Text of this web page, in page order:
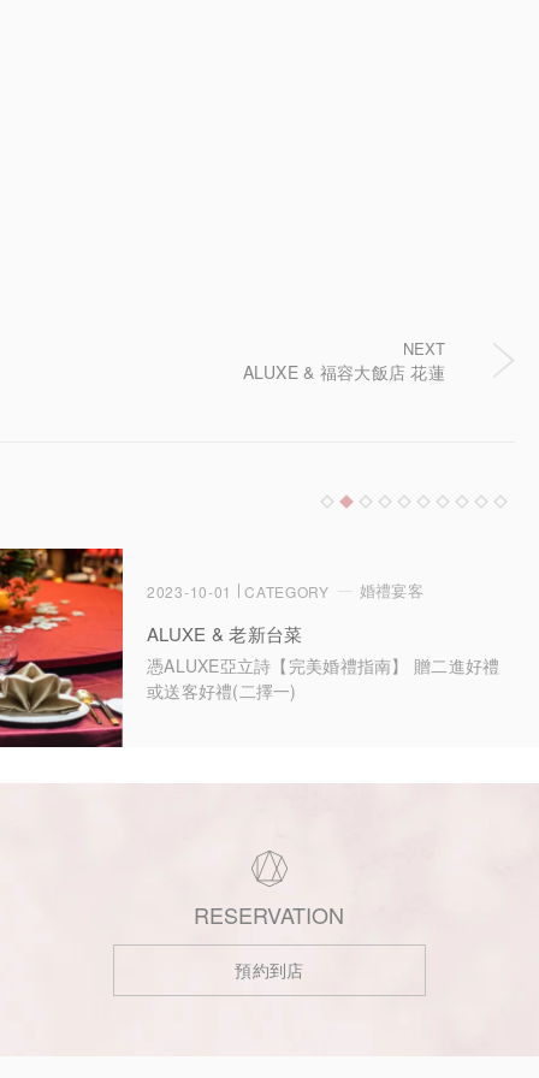
NEXT
ALUXE & 福容大飯店 花蓮
2023-10-01 CATEGORY 婚禮宴客
ALUXE & 老新台菜
憑ALUXE亞立詩【完美婚禮指南】 贈二進好禮
或送客好禮(二擇一)
RESERVATION
預約到店